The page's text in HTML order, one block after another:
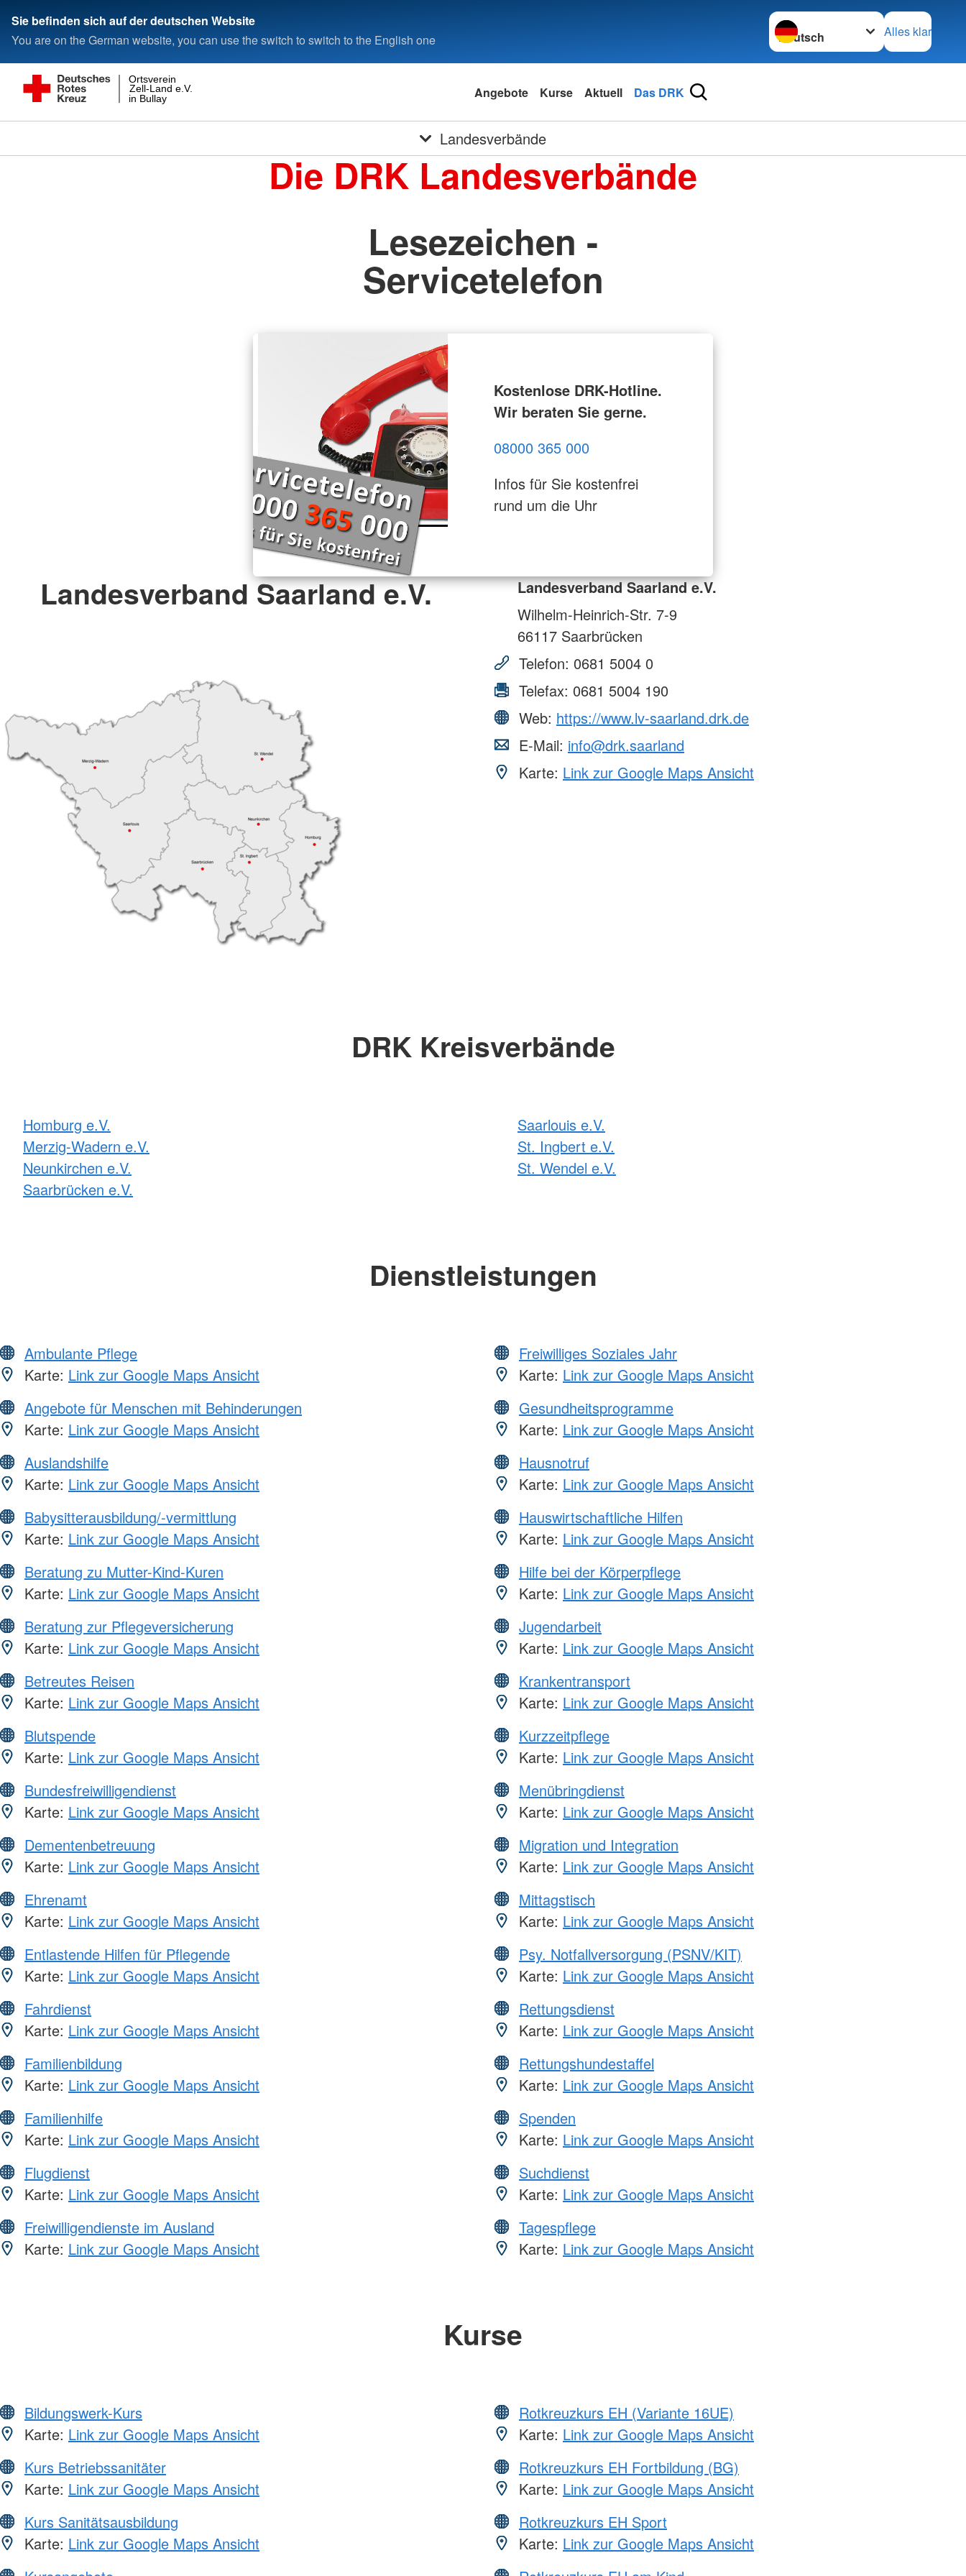
Sie befinden sich auf der deutschen Website
You are on the German website, you can use the switch to switch to the English one
Sprache wechseln zu
Alles klar
in Bullay
Zell-Land e.V.
Ortsverein
Angebote Kurse Aktuell Das DRK
Landesverbände
Die DRK Landesverbände
Lesezeichen -
Servicetelefon
Kostenlose DRK-Hotline.
Wir beraten Sie gerne.
08000 365 000
Infos für Sie kostenfrei
rund um die Uhr
Landesverband Saarland e.V.
Landesverband Saarland e.V.
Wilhelm-Heinrich-Str. 7-9
66117 Saarbrücken
Telefon: 0681 5004 0
Telefax: 0681 5004 190
Web: https://www.lv-saarland.drk.de
E-Mail: info@drk.saarland
Karte: Link zur Google Maps Ansicht
DRK Kreisverbände
Homburg e.V.
Merzig-Wadern e.V.
Neunkirchen e.V.
Saarbrücken e.V.
Saarlouis e.V.
St. Ingbert e.V.
St. Wendel e.V.
Dienstleistungen
Ambulante Pflege
Karte: Link zur Google Maps Ansicht
Angebote für Menschen mit Behinderungen
Karte: Link zur Google Maps Ansicht
Auslandshilfe
Karte: Link zur Google Maps Ansicht
Babysitterausbildung/-vermittlung
Karte: Link zur Google Maps Ansicht
Beratung zu Mutter-Kind-Kuren
Karte: Link zur Google Maps Ansicht
Beratung zur Pflegeversicherung
Karte: Link zur Google Maps Ansicht
Betreutes Reisen
Karte: Link zur Google Maps Ansicht
Blutspende
Karte: Link zur Google Maps Ansicht
Bundesfreiwilligendienst
Karte: Link zur Google Maps Ansicht
Dementenbetreuung
Karte: Link zur Google Maps Ansicht
Ehrenamt
Karte: Link zur Google Maps Ansicht
Entlastende Hilfen für Pflegende
Karte: Link zur Google Maps Ansicht
Fahrdienst
Karte: Link zur Google Maps Ansicht
Familienbildung
Karte: Link zur Google Maps Ansicht
Familienhilfe
Karte: Link zur Google Maps Ansicht
Flugdienst
Karte: Link zur Google Maps Ansicht
Freiwilligendienste im Ausland
Karte: Link zur Google Maps Ansicht
Freiwilliges Soziales Jahr
Karte: Link zur Google Maps Ansicht
Gesundheitsprogramme
Karte: Link zur Google Maps Ansicht
Hausnotruf
Karte: Link zur Google Maps Ansicht
Hauswirtschaftliche Hilfen
Karte: Link zur Google Maps Ansicht
Hilfe bei der Körperpflege
Karte: Link zur Google Maps Ansicht
Jugendarbeit
Karte: Link zur Google Maps Ansicht
Krankentransport
Karte: Link zur Google Maps Ansicht
Kurzzeitpflege
Karte: Link zur Google Maps Ansicht
Menübringdienst
Karte: Link zur Google Maps Ansicht
Migration und Integration
Karte: Link zur Google Maps Ansicht
Mittagstisch
Karte: Link zur Google Maps Ansicht
Psy. Notfallversorgung (PSNV/KIT)
Karte: Link zur Google Maps Ansicht
Rettungsdienst
Karte: Link zur Google Maps Ansicht
Rettungshundestaffel
Karte: Link zur Google Maps Ansicht
Spenden
Karte: Link zur Google Maps Ansicht
Suchdienst
Karte: Link zur Google Maps Ansicht
Tagespflege
Karte: Link zur Google Maps Ansicht
Kurse
Bildungswerk-Kurs
Karte: Link zur Google Maps Ansicht
Kurs Betriebssanitäter
Karte: Link zur Google Maps Ansicht
Kurs Sanitätsausbildung
Karte: Link zur Google Maps Ansicht
Rotkreuzkurs EH (Variante 16UE)
Karte: Link zur Google Maps Ansicht
Rotkreuzkurs EH Fortbildung (BG)
Karte: Link zur Google Maps Ansicht
Rotkreuzkurs EH Sport
Karte: Link zur Google Maps Ansicht